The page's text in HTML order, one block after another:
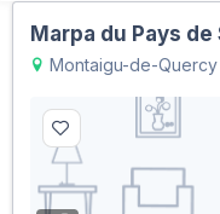
Marpa du Pays de
Montaigu-de-Quercy